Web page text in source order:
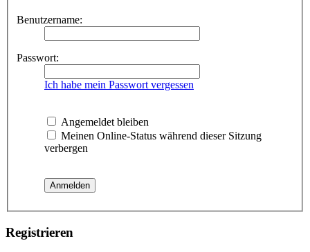
Benutzername:
Passwort:
Ich habe mein Passwort vergessen
Angemeldet bleiben
Meinen Online-Status während dieser Sitzung
verbergen
Registrieren